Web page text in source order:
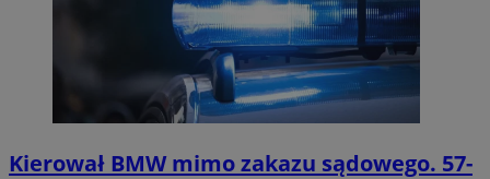
Kierował BMW mimo zakazu sądowego. 57-